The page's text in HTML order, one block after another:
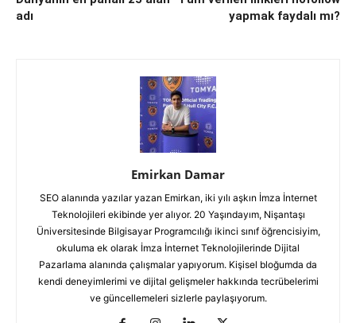
adı
yapmak faydalı mı?
Emirkan Damar
SEO alanında yazılar yazan Emirkan, iki yılı aşkın İmza İnternet
Teknolojileri ekibinde yer alıyor. 20 Yaşındayım, Nişantaşı
Üniversitesinde Bilgisayar Programcılığı ikinci sınıf öğrencisiyim,
okuluma ek olarak İmza İnternet Teknolojilerinde Dijital
Pazarlama alanında çalışmalar yapıyorum. Kişisel bloğumda da
kendi deneyimlerimi ve dijital gelişmeler hakkında tecrübelerimi
ve güncellemeleri sizlerle paylaşıyorum.